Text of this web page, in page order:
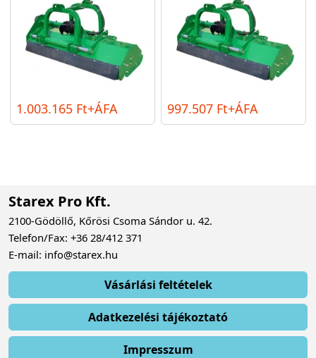
1.003.165 Ft+ÁFA 997.507 Ft+ÁFA
Starex Pro Kft.
2100-Gödöllő, Kőrösi Csoma Sándor u. 42.
Telefon/Fax: +36 28/412 371
E-mail: info@starex.hu
Vásárlási feltételek
Adatkezelési tájékoztató
Impresszum